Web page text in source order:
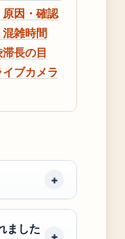
原因・確認
雑時間
長の目
ブカメラ
ました